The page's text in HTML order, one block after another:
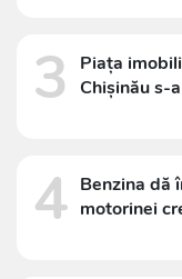
3
Piața
Chișinău s-
4 Benzina dă
motorinei